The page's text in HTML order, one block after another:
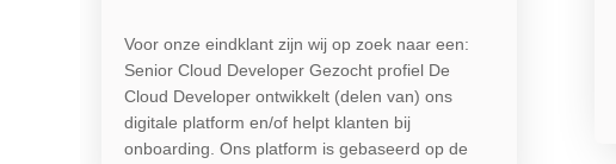
Voor onze eindklant zijn wij op zoek naar een:
Senior Cloud Developer Gezocht profiel De
Cloud Developer ontwikkelt (delen van) ons
digitale platform en/of helpt klanten bij
onboarding. Ons platform is gebaseerd op de